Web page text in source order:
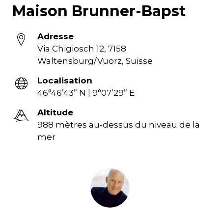
Maison Brunner-Bapst
Adresse
Via Chigiosch 12, 7158
Waltensburg/Vuorz, Suisse
Localisation
46°46’43” N | 9°07’29” E
Altitude
988 mètres au-dessus du niveau de la
mer